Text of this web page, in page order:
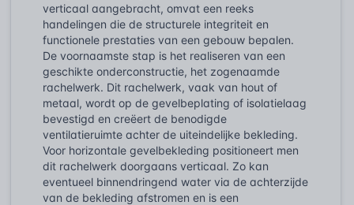
verticaal aangebracht, omvat een reeks
handelingen die de structurele integriteit en
functionele prestaties van een gebouw bepalen.
De voornaamste stap is het realiseren van een
geschikte onderconstructie, het zogenaamde
rachelwerk. Dit rachelwerk, vaak van hout of
metaal, wordt op de gevelbeplating of isolatielaag
bevestigd en creëert de benodigde
ventilatieruimte achter de uiteindelijke bekleding.
Voor horizontale gevelbekleding positioneert men
dit rachelwerk doorgaans verticaal. Zo kan
eventueel binnendringend water via de achterzijde
van de bekleding afstromen en is een